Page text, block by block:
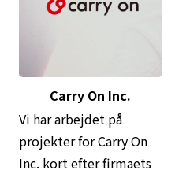
Carry On Inc.
Vi har arbejdet på
projekter for Carry On
Inc. kort efter firmaets